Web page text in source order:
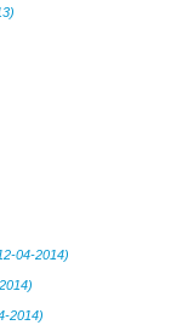
04-2014)
2014)